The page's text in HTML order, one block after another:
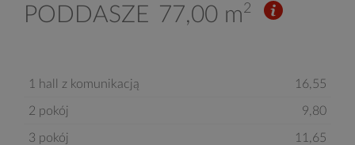
PODDASZE 77,00 m2
1 hall z komunikacją 16,55
2 pokój 9,80
3 pokój 11,65